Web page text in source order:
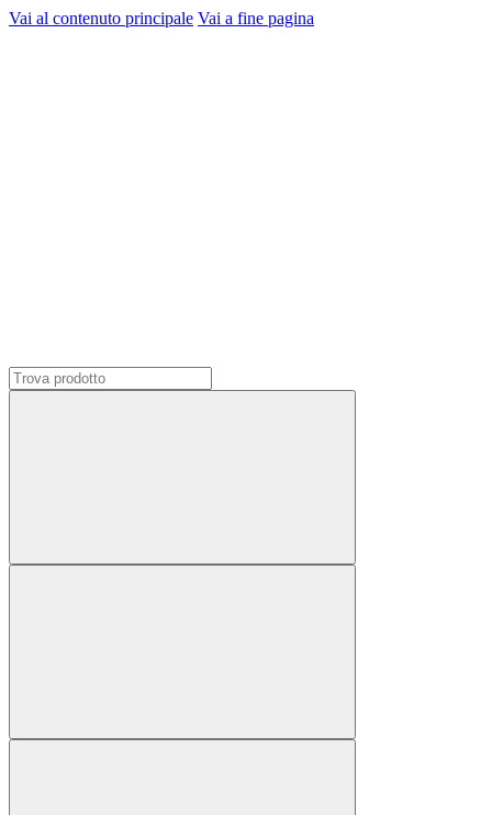
Vai al contenuto principale Vai a fine pagina